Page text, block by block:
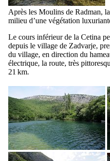
Après les Moulins de Radman, la
milieu d’une végétation
Le cours inférieur de la Cetina
depuis le village de Zadvarje,
du village, en direction du
électrique, la route, très
21 km.